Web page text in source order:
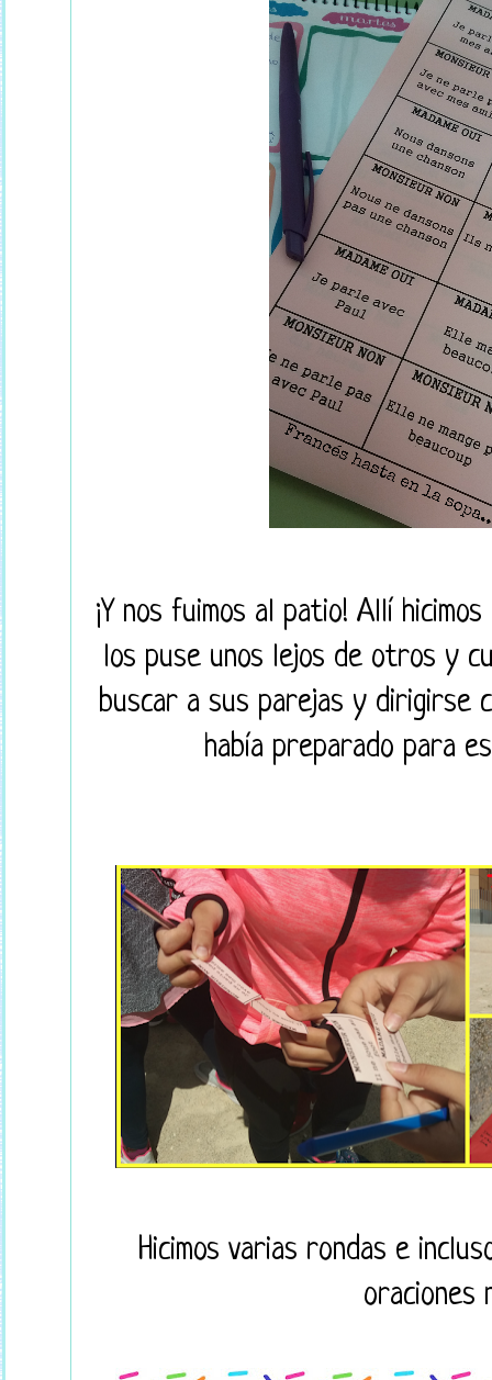
¡Y nos fuimos al patio! Allí
los puse unos lejos de otros y
buscar a sus parejas y dirigirse
había preparado para
Hicimos varias rondas e
oraciones